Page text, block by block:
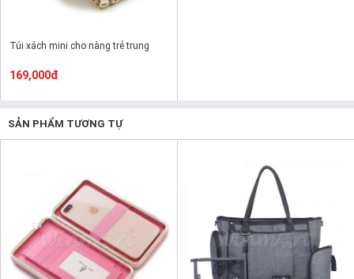
Túi xách mini cho nàng trẻ trung
169,000đ
SẢN PHẨM TƯƠNG TỰ